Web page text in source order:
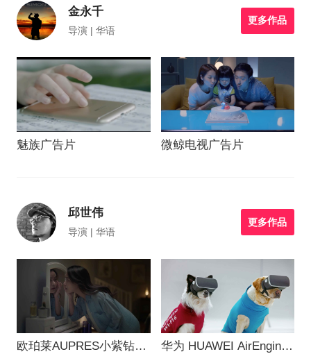
金永千
导演 | 华语
更多作品
魅族广告片 微鲸电视广告片
邱世伟
导演 | 华语
更多作品
欧珀莱AUPRES小紫钻眼
华为 HUAWEI AirEngine